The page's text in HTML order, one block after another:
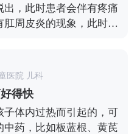
，此时患者会伴有疼痛
周皮炎的现象，此时可
消炎消肿的作用，其次
针对痔疮脱出的患者，
是可以通过手术切除，
期间是需要根据病情决
医院 儿科
得快
体内过热而引起的，可
中药，比如板蓝根、黄芪